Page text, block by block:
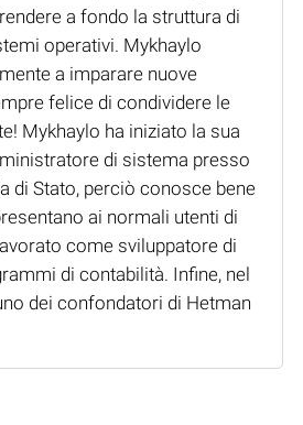
a fondo la struttura di
operativi. Mykhaylo
a imparare nuove
felice di condividere le
Mykhaylo ha iniziato la sua
di sistema presso
di Stato, perciò conosce bene
ai normali utenti di
come sviluppatore di
di contabilità. Infine, nel
dei confondatori di Hetman